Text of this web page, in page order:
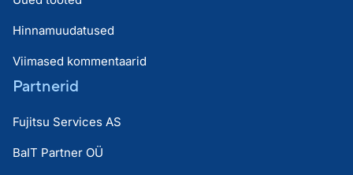
Hinnamuudatused
Viimased kommentaarid
Partnerid
Fujitsu Services AS
BaIT Partner OÜ